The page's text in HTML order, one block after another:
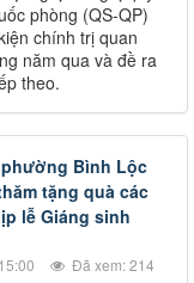
phòng (QS-QP)
chính trị quan
năm qua và đề ra
theo.
Bình Lộc
tặng quà các
lễ Giáng sinh
Đã xem: 214